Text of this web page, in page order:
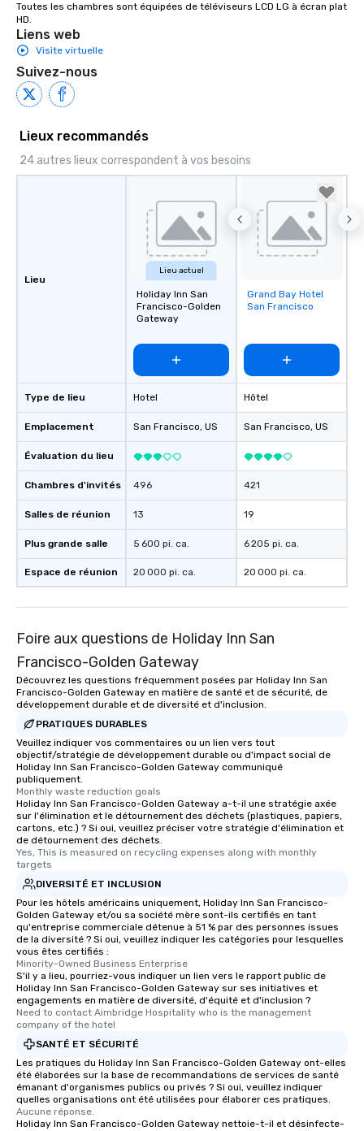
Toutes les chambres sont équipées de téléviseurs LCD LG à écran plat
HD.
Liens web
Visite virtuelle
Suivez-nous
Lieux recommandés
24 autres lieux correspondent à vos besoins
Lieu
Type de lieu
Emplacement
Évaluation du lieu
Chambres d'invités
Salles de réunion
Plus grande salle
Espace de réunion
Lieu actuel
Holiday Inn San
Francisco-Golden
Gateway
Hotel
San Francisco, US
496
13
5 600 pi. ca.
20 000 pi. ca.
Removed from
favorites
Grand Bay Hotel
San Francisco
Hôtel
San Francisco, US
421
19
6 205 pi. ca.
20 000 pi. ca.
Foire aux questions de Holiday Inn San
Francisco-Golden Gateway
Découvrez les questions fréquemment posées par Holiday Inn San
Francisco-Golden Gateway en matière de santé et de sécurité, de
développement durable et de diversité et d'inclusion.
PRATIQUES DURABLES
Veuillez indiquer vos commentaires ou un lien vers tout
objectif/stratégie de développement durable ou d'impact social de
Holiday Inn San Francisco-Golden Gateway communiqué
publiquement.
Monthly waste reduction goals
Holiday Inn San Francisco-Golden Gateway a-t-il une stratégie axée
sur l'élimination et le détournement des déchets (plastiques, papiers,
cartons, etc.) ? Si oui, veuillez préciser votre stratégie d'élimination et
de détournement des déchets.
Yes, This is measured on recycling expenses along with monthly
targets
DIVERSITÉ ET INCLUSION
Pour les hôtels américains uniquement, Holiday Inn San Francisco-
Golden Gateway et/ou sa société mère sont-ils certifiés en tant
qu'entreprise commerciale détenue à 51 % par des personnes issues
de la diversité ? Si oui, veuillez indiquer les catégories pour lesquelles
vous êtes certifiés :
Minority-Owned Business Enterprise
S'il y a lieu, pourriez-vous indiquer un lien vers le rapport public de
Holiday Inn San Francisco-Golden Gateway sur ses initiatives et
engagements en matière de diversité, d'équité et d'inclusion ?
Need to contact Aimbridge Hospitality who is the management
company of the hotel
SANTÉ ET SÉCURITÉ
Les pratiques du Holiday Inn San Francisco-Golden Gateway ont-elles
été élaborées sur la base de recommandations de services de santé
émanant d'organismes publics ou privés ? Si oui, veuillez indiquer
quelles organisations ont été utilisées pour élaborer ces pratiques.
Aucune réponse.
Holiday Inn San Francisco-Golden Gateway nettoie-t-il et désinfecte-